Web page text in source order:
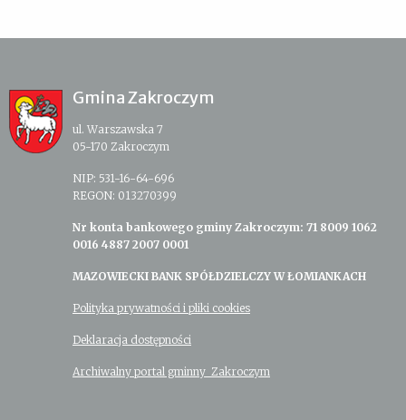
Gmina Zakroczym
ul. Warszawska 7
05-170 Zakroczym
NIP: 531-16-64-696
REGON: 013270399
Nr konta bankowego gminy Zakroczym: 71 8009 1062
0016 4887 2007 0001
MAZOWIECKI BANK SPÓŁDZIELCZY W ŁOMIANKACH
Polityka prywatności i pliki cookies
Deklaracja dostępności
Archiwalny portal gminny Zakroczym